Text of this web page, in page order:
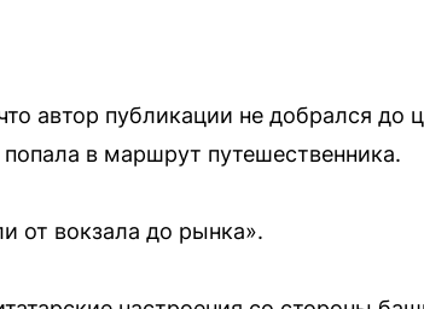
автор публикации не добрался до
в маршрут путешественника.
от вокзала до рынка».